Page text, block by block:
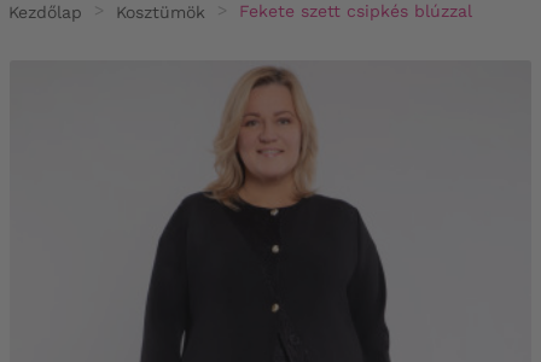
Kezdőlap Kosztümök Fekete szett csipkés blúzzal